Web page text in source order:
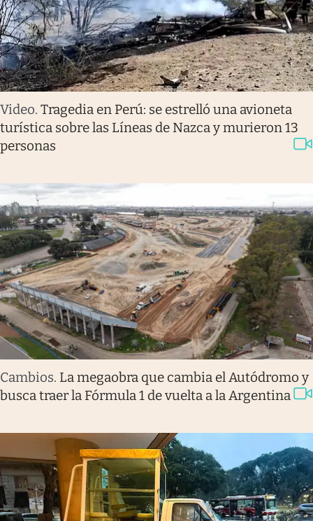
Video. Tragedia en Perú: se estrelló una avioneta
turística sobre las Líneas de Nazca y murieron 13
personas
Cambios. La megaobra que cambia el Autódromo y
busca traer la Fórmula 1 de vuelta a la Argentina